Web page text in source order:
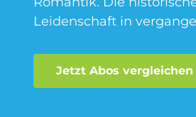
Fitness Abo
Leidenschaft in
Jetzt Abos vergleichen